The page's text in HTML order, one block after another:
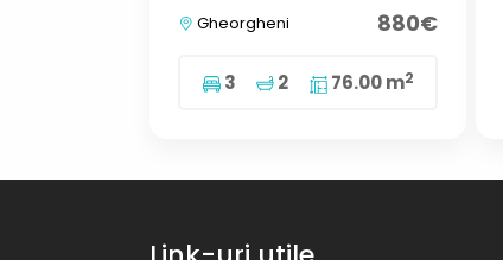
Gheorgheni 880€
3 2 76.00 m2